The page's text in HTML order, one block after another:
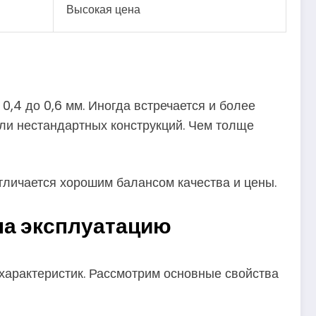
Высокая цена
до 0,6 мм. Иногда встречается и более
нестандартных конструкций. Чем толще
хорошим балансом качества и цены.
эксплуатацию
Рассмотрим основные свойства